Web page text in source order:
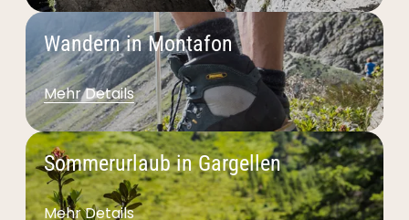
Wandern in Montafon
Mehr Details
Sommerurlaub in Gargellen
Mehr Details